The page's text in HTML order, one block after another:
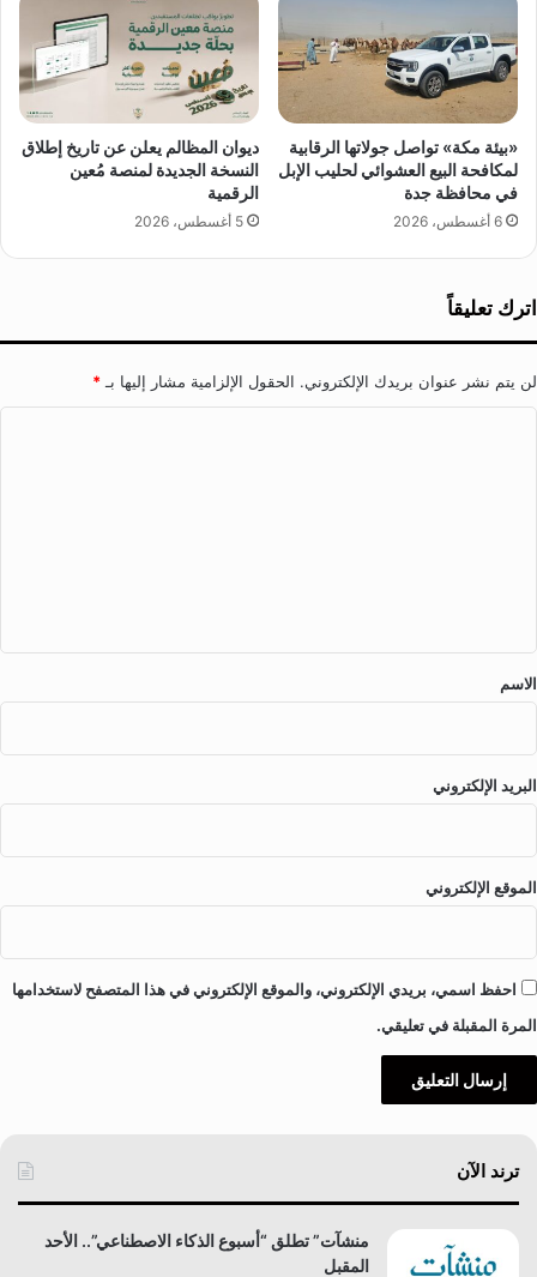
ي
ة
و
ا
ل
م
س
ا
«بيئة مكة» تواصل جولاتها الرقابية
لمكافحة البيع العشوائي لحليب الإبل
في محافظة جدة
6 أغسطس، 2026
ديوان المظالم يعلن عن تاريخ إطلاق
النسخة الجديدة لمنصة مُعين
الرقمية
5 أغسطس، 2026
اترك تعليقاً
لن يتم نشر عنوان بريدك الإلكتروني. الحقول الإلزامية مشار إليها بـ *
*
الاسم
البريد الإلكتروني
الموقع الإلكتروني
احفظ اسمي، بريدي الإلكتروني، والموقع الإلكتروني في هذا المتصفح لاستخدامها
المرة المقبلة في تعليقي.
ترند الآن
منشآت” تطلق “أسبوع الذكاء الاصطناعي”.. الأحد
المقبل